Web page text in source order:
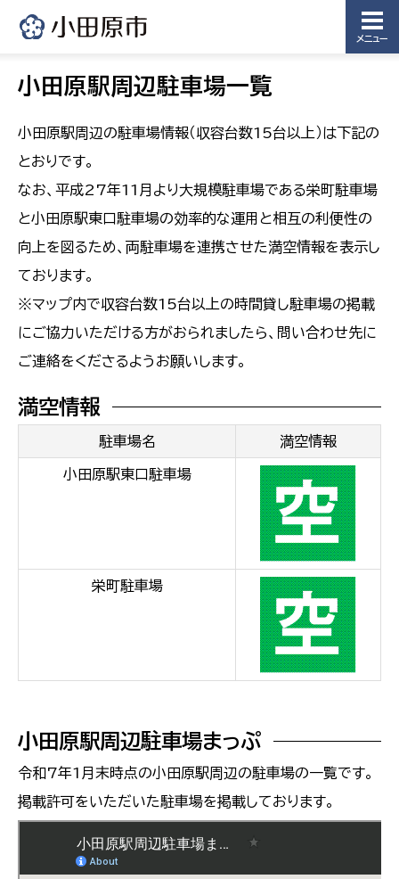
メニュー
小田原駅周辺駐車場一覧
小田原駅周辺の駐車場情報（収容台数15台以上）は下記の
とおりです。
なお、平成27年11月より大規模駐車場である栄町駐車場
と小田原駅東口駐車場の効率的な運用と相互の利便性の
向上を図るため、両駐車場を連携させた満空情報を表示し
ております。
※マップ内で収容台数15台以上の時間貸し駐車場の掲載
にご協力いただける方がおられましたら、問い合わせ先に
ご連絡をくださるようお願いします。
満空情報
駐車場名 満空情報
小田原駅東口駐車場
栄町駐車場
小田原駅周辺駐車場まっぷ
令和7年1月末時点の小田原駅周辺の駐車場の一覧です。
掲載許可をいただいた駐車場を掲載しております。